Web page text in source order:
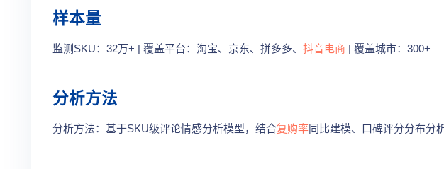
样本量
监测SKU：32万+ | 覆盖平台：淘宝、京东、拼多多、 抖音电商 | 覆盖城市：300+
分析方法
分析方法：基于SKU级评论情感分析模型，结合复购率同比建模、口碑评分分布分